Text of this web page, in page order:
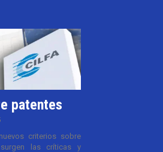
patentes
criterios sobre
las críticas y